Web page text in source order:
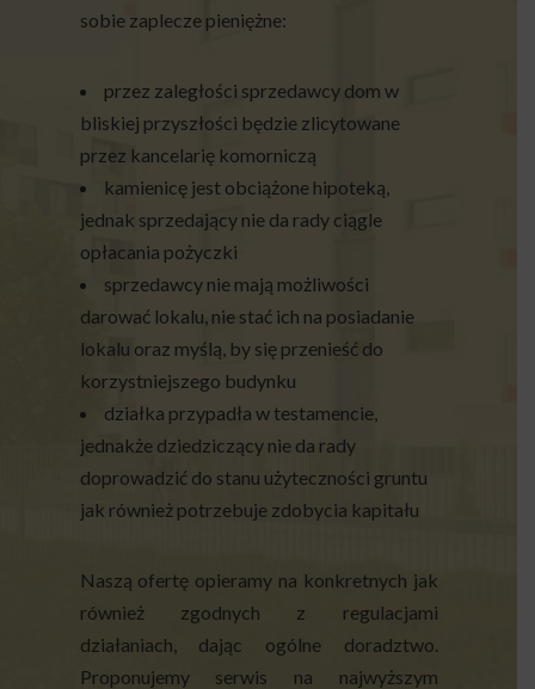
sobie zaplecze pieniężne:
przez zaległości sprzedawcy dom w
bliskiej przyszłości będzie zlicytowane
przez kancelarię komorniczą
kamienicę jest obciążone hipoteką,
jednak sprzedający nie da rady ciągle
opłacania pożyczki
sprzedawcy nie mają możliwości
darować lokalu, nie stać ich na posiadanie
lokalu oraz myślą, by się przenieść do
korzystniejszego budynku
działka przypadła w testamencie,
jednakże dziedziczący nie da rady
doprowadzić do stanu użyteczności gruntu
jak również potrzebuje zdobycia kapitału
Naszą ofertę opieramy na konkretnych jak
również zgodnych z regulacjami
działaniach, dając ogólne doradztwo.
Proponujemy serwis na najwyższym